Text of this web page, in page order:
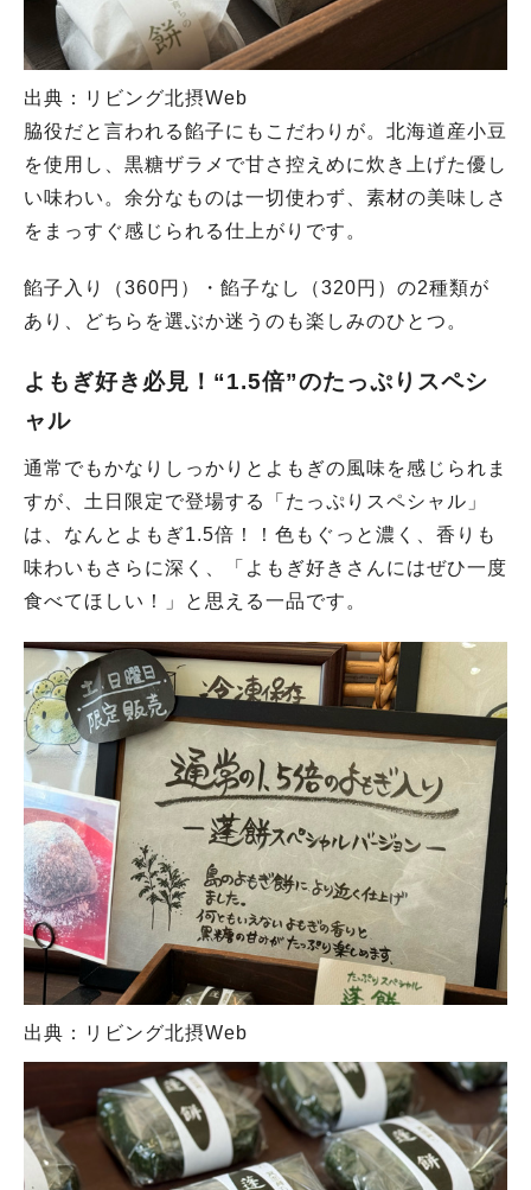
出典：リビング北摂Web
脇役だと言われる餡子にもこだわりが。北海道産小豆
を使用し、黒糖ザラメで甘さ控えめに炊き上げた優し
い味わい。余分なものは一切使わず、素材の美味しさ
をまっすぐ感じられる仕上がりです。
餡子入り（360円）・餡子なし（320円）の2種類が
あり、どちらを選ぶか迷うのも楽しみのひとつ。
よもぎ好き必見！“1.5倍”のたっぷりスペシ
ャル
通常でもかなりしっかりとよもぎの風味を感じられま
すが、土日限定で登場する「たっぷりスペシャル」
は、なんとよもぎ1.5倍！！色もぐっと濃く、香りも
味わいもさらに深く、「よもぎ好きさんにはぜひ一度
食べてほしい！」と思える一品です。
出典：リビング北摂Web